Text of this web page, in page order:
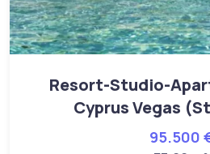
Resort-Studio-
Cyprus Vegas
95.500